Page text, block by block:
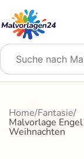
Inhalt
springen
Home/Fantasie/
Malvorlage
Weihnachten